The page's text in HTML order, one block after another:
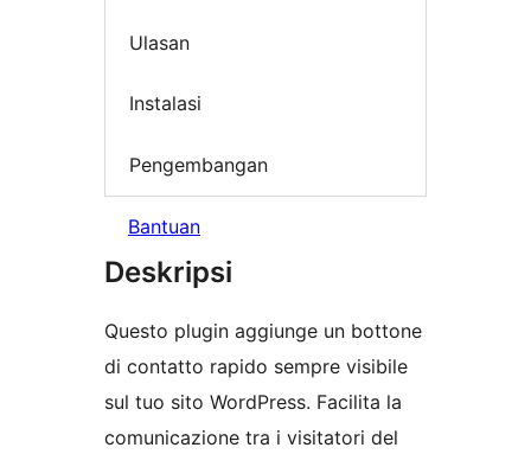
Ulasan
Instalasi
Pengembangan
Bantuan
Deskripsi
Questo plugin aggiunge un bottone
di contatto rapido sempre visibile
sul tuo sito WordPress. Facilita la
comunicazione tra i visitatori del